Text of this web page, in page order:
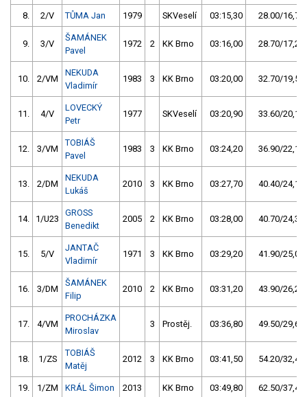
8. 2/V TŮMA Jan 1979 SKVeselí 03:15,30 28.00/16,7
9. 3/V
ŠAMÁNEK
Pavel
1972 2 KK Brno 03:16,00 28.70/17,2
10. 2/VM
NEKUDA
Vladimír
1983 3 KK Brno 03:20,00 32.70/19,5
11. 4/V
LOVECKÝ
Petr
1977 SKVeselí 03:20,90 33.60/20,1
12. 3/VM
TOBIÁŠ
Pavel
1983 3 KK Brno 03:24,20 36.90/22,1
13. 2/DM
NEKUDA
Lukáš
2010 3 KK Brno 03:27,70 40.40/24,1
14. 1/U23
GROSS
Benedikt
2005 2 KK Brno 03:28,00 40.70/24,3
15. 5/V
JANTAČ
Vladimír
1971 3 KK Brno 03:29,20 41.90/25,0
16. 3/DM
ŠAMÁNEK
Filip
2010 2 KK Brno 03:31,20 43.90/26,2
17. 4/VM
PROCHÁZKA
Miroslav
3 Prostěj. 03:36,80 49.50/29,6
18. 1/ZS
TOBIÁŠ
Matěj
2012 3 KK Brno 03:41,50 54.20/32,4
19. 1/ZM KRÁL Šimon 2013 KK Brno 03:49,80 62.50/37,4